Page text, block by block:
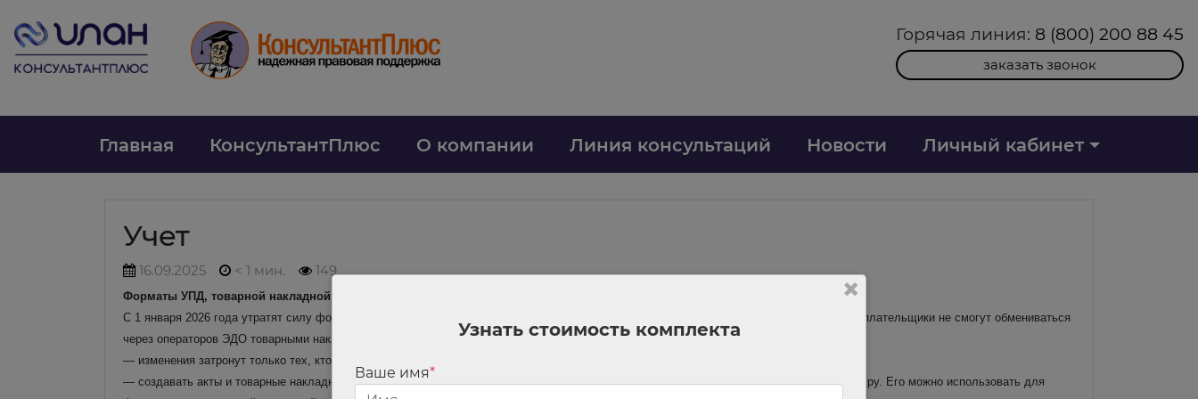
Горячая линия: 8 (800) 200 88 45
заказать звонок
Главная КонсультантПлюс О компании Линия консультаций Новости Личный кабинет
Учет
16.09.2025 < 1 мин. 149
Форматы УПД, товарной накладной и акта выполненных работ с 2026 года: ФНС уточнила важные нюансы
С 1 января 2026 года утратят силу форматы документа о передаче товаров при торговых операциях и акта выполненных работ. Налогоплательщики не смогут обмениваться
через операторов ЭДО товарными накладными и актами по этим форматам. ФНС обратила внимание на такие моменты:
— изменения затронут только тех, кто сейчас принимает и отправляет товарные накладные и акты по данным форматам;
— создавать акты и товарные накладные в электронной форме можно с помощью формата УПД. Он объединяет первичку и счет-фактуру. Его можно использовать для
Узнать стоимость комплекта
Ваше имя*